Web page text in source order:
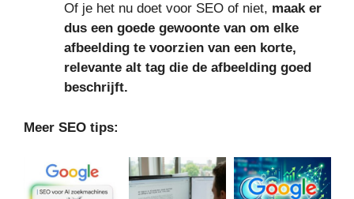
Of je het nu doet voor SEO of niet, maak er
dus een goede gewoonte van om elke
afbeelding te voorzien van een korte,
relevante alt tag die de afbeelding goed
beschrijft.
Meer SEO tips: